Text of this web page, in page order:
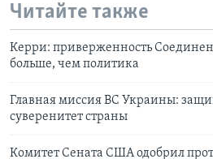
Читайте также
Керри: приверженность
больше, чем политика
Главная миссия ВС Украины:
суверенитет страны
Комитет Сената США одобрил